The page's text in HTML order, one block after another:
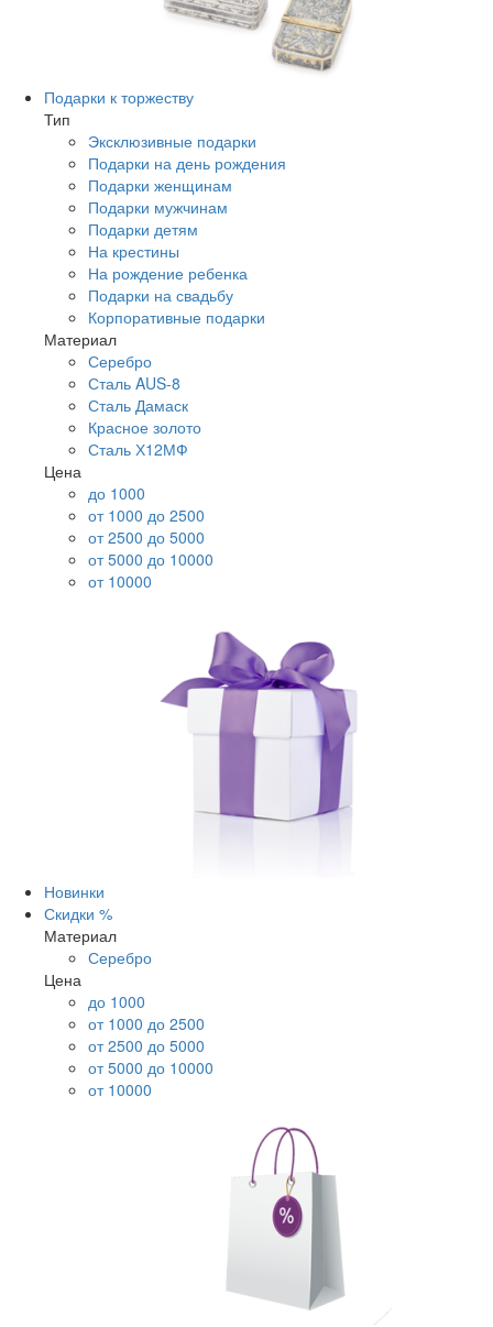
Подарки к торжеству
Тип
Эксклюзивные подарки
Подарки на день рождения
Подарки женщинам
Подарки мужчинам
Подарки детям
На крестины
На рождение ребенка
Подарки на свадьбу
Корпоративные подарки
Материал
Серебро
Сталь AUS-8
Сталь Дамаск
Красное золото
Сталь Х12МФ
Цена
до 1000
от 1000 до 2500
от 2500 до 5000
от 5000 до 10000
от 10000
Новинки
Скидки %
Материал
Серебро
Цена
до 1000
от 1000 до 2500
от 2500 до 5000
от 5000 до 10000
от 10000